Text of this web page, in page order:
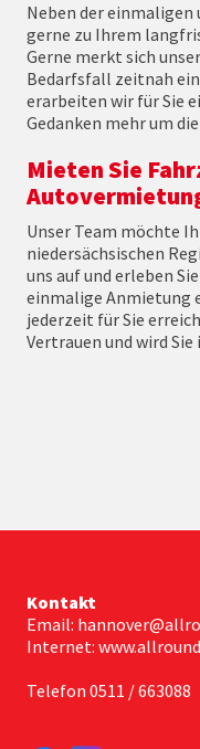
Neben der
gerne zu Ihrem
Gerne merkt sich
Bedarfsfall zeitnah
erarbeiten wir für Sie
Gedanken mehr um
Mieten Sie
Unser Team möchte
niedersächsischen
uns auf und erleben
einmalige Anmietung
jederzeit für Sie
Vertrauen und wird
Kontakt
Email:
Internet:
Telefon 0511 / 663088